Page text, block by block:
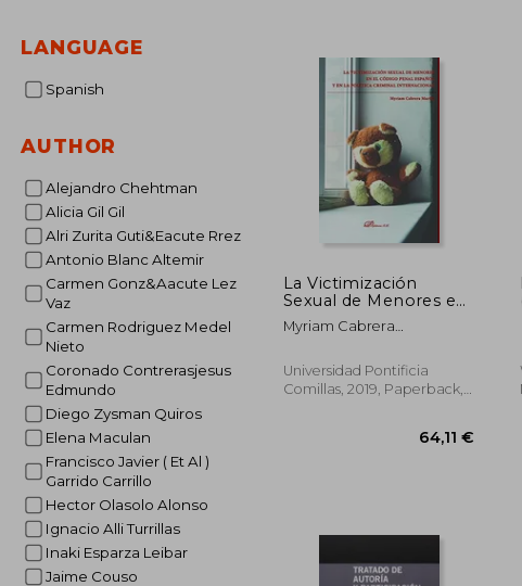
LANGUAGE
Spanish
AUTHOR
Alejandro Chehtman
Alicia Gil Gil
Alri Zurita Guti&Eacute Rrez
Antonio Blanc Altemir
Carmen Gonz&Aacute Lez
Vaz
Carmen Rodriguez Medel
Nieto
Coronado Contrerasjesus
Edmundo
Diego Zysman Quiros
Elena Maculan
Francisco Javier ( Et Al )
Garrido Carrillo
Hector Olasolo Alonso
Ignacio Alli Turrillas
Inaki Esparza Leibar
Jaime Couso
La Victimización
Sexual de Menores en
el Código Penal
Español y en la
Internacional (in
Spanish)
Myriam Cabrera
Universidad Pontificia
Comillas, 2019, Paperback,